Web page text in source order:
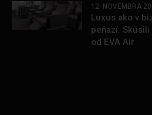
12. NOVEMBRA
Luxus ako v
peňazí.
od EVA Air